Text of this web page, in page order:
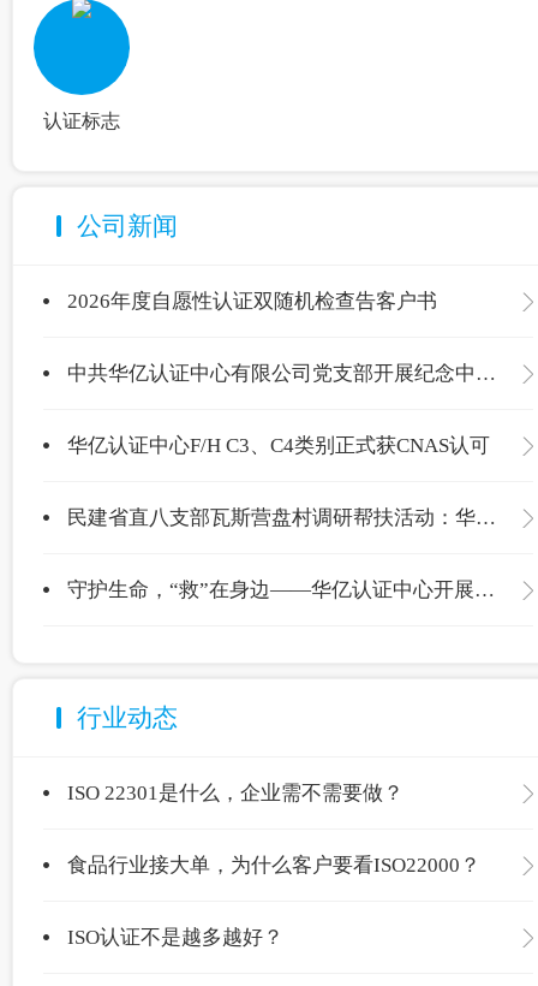
认证标志
公司新闻
2026年度自愿性认证双随机检查告客户书
中共华亿认证中心有限公司党支部开展纪念中国共产党成立105周年主题党日活动
华亿认证中心F/H C3、C4类别正式获CNAS认可
民建省直八支部瓦斯营盘村调研帮扶活动：华亿认证中心爱心捐赠温暖校园
守护生命，“救”在身边——华亿认证中心开展应急救护专项培训
行业动态
ISO 22301是什么，企业需不需要做？
食品行业接大单，为什么客户要看ISO22000？
ISO认证不是越多越好？